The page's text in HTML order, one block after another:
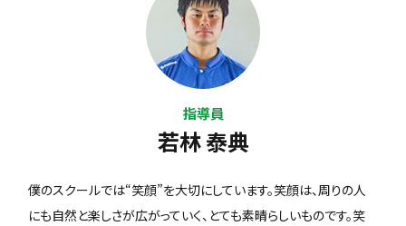
指導員
若林 泰典
僕のスクールでは“笑顔”を大切にしています。笑顔は、周りの人
にも自然と楽しさが広がっていく、とても素晴らしいものです。笑